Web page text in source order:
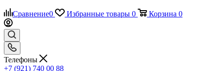
Сравнение0 Избранные товары 0 Корзина 0
Телефоны
+7 (921) 740 00 88